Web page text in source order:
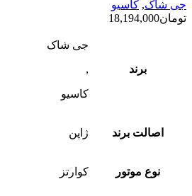
جی شاک, کاسیو
تومان18,194,000
برند
جی شاک
,
کاسیو
اصالت برند ژاپن
نوع موتور کوارتز